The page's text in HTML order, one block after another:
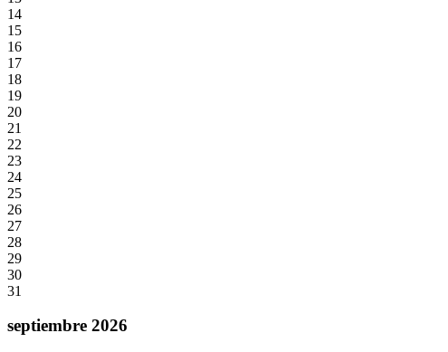
14
15
16
17
18
19
20
21
22
23
24
25
26
27
28
29
30
31
septiembre 2026